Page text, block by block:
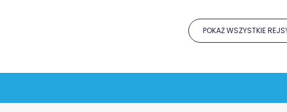
POKAŻ WSZYSTKIE